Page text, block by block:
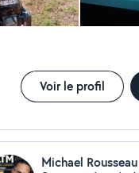
Voir le profil